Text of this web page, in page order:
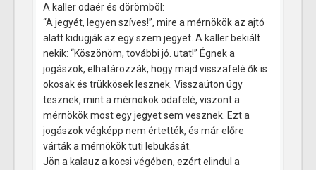
A kaller odaér és dörömböl:
“A jegyét, legyen szíves!”, mire a mérnökök az ajtó
alatt kidugják az egy szem jegyet. A kaller bekiált
nekik: “Köszönöm, további jó. utat!” Égnek a
jogászok, elhatározzák, hogy majd visszafelé ők is
okosak és trükkösek lesznek. Visszaúton úgy
tesznek, mint a mérnökök odafelé, viszont a
mérnökök most egy jegyet sem vesznek. Ezt a
jogászok végképp nem értették, és már előre
várták a mérnökök tuti lebukását.
Jön a kalauz a kocsi végében, ezért elindul a